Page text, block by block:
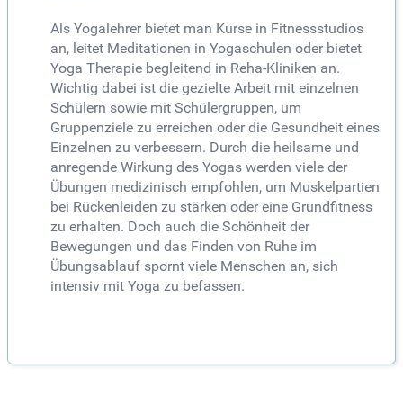
Als Yogalehrer bietet man Kurse in Fitnessstudios
an, leitet Meditationen in Yogaschulen oder bietet
Yoga Therapie begleitend in Reha-Kliniken an.
Wichtig dabei ist die gezielte Arbeit mit einzelnen
Schülern sowie mit Schülergruppen, um
Gruppenziele zu erreichen oder die Gesundheit eines
Einzelnen zu verbessern. Durch die heilsame und
anregende Wirkung des Yogas werden viele der
Übungen medizinisch empfohlen, um Muskelpartien
bei Rückenleiden zu stärken oder eine Grundfitness
zu erhalten. Doch auch die Schönheit der
Bewegungen und das Finden von Ruhe im
Übungsablauf spornt viele Menschen an, sich
intensiv mit Yoga zu befassen.